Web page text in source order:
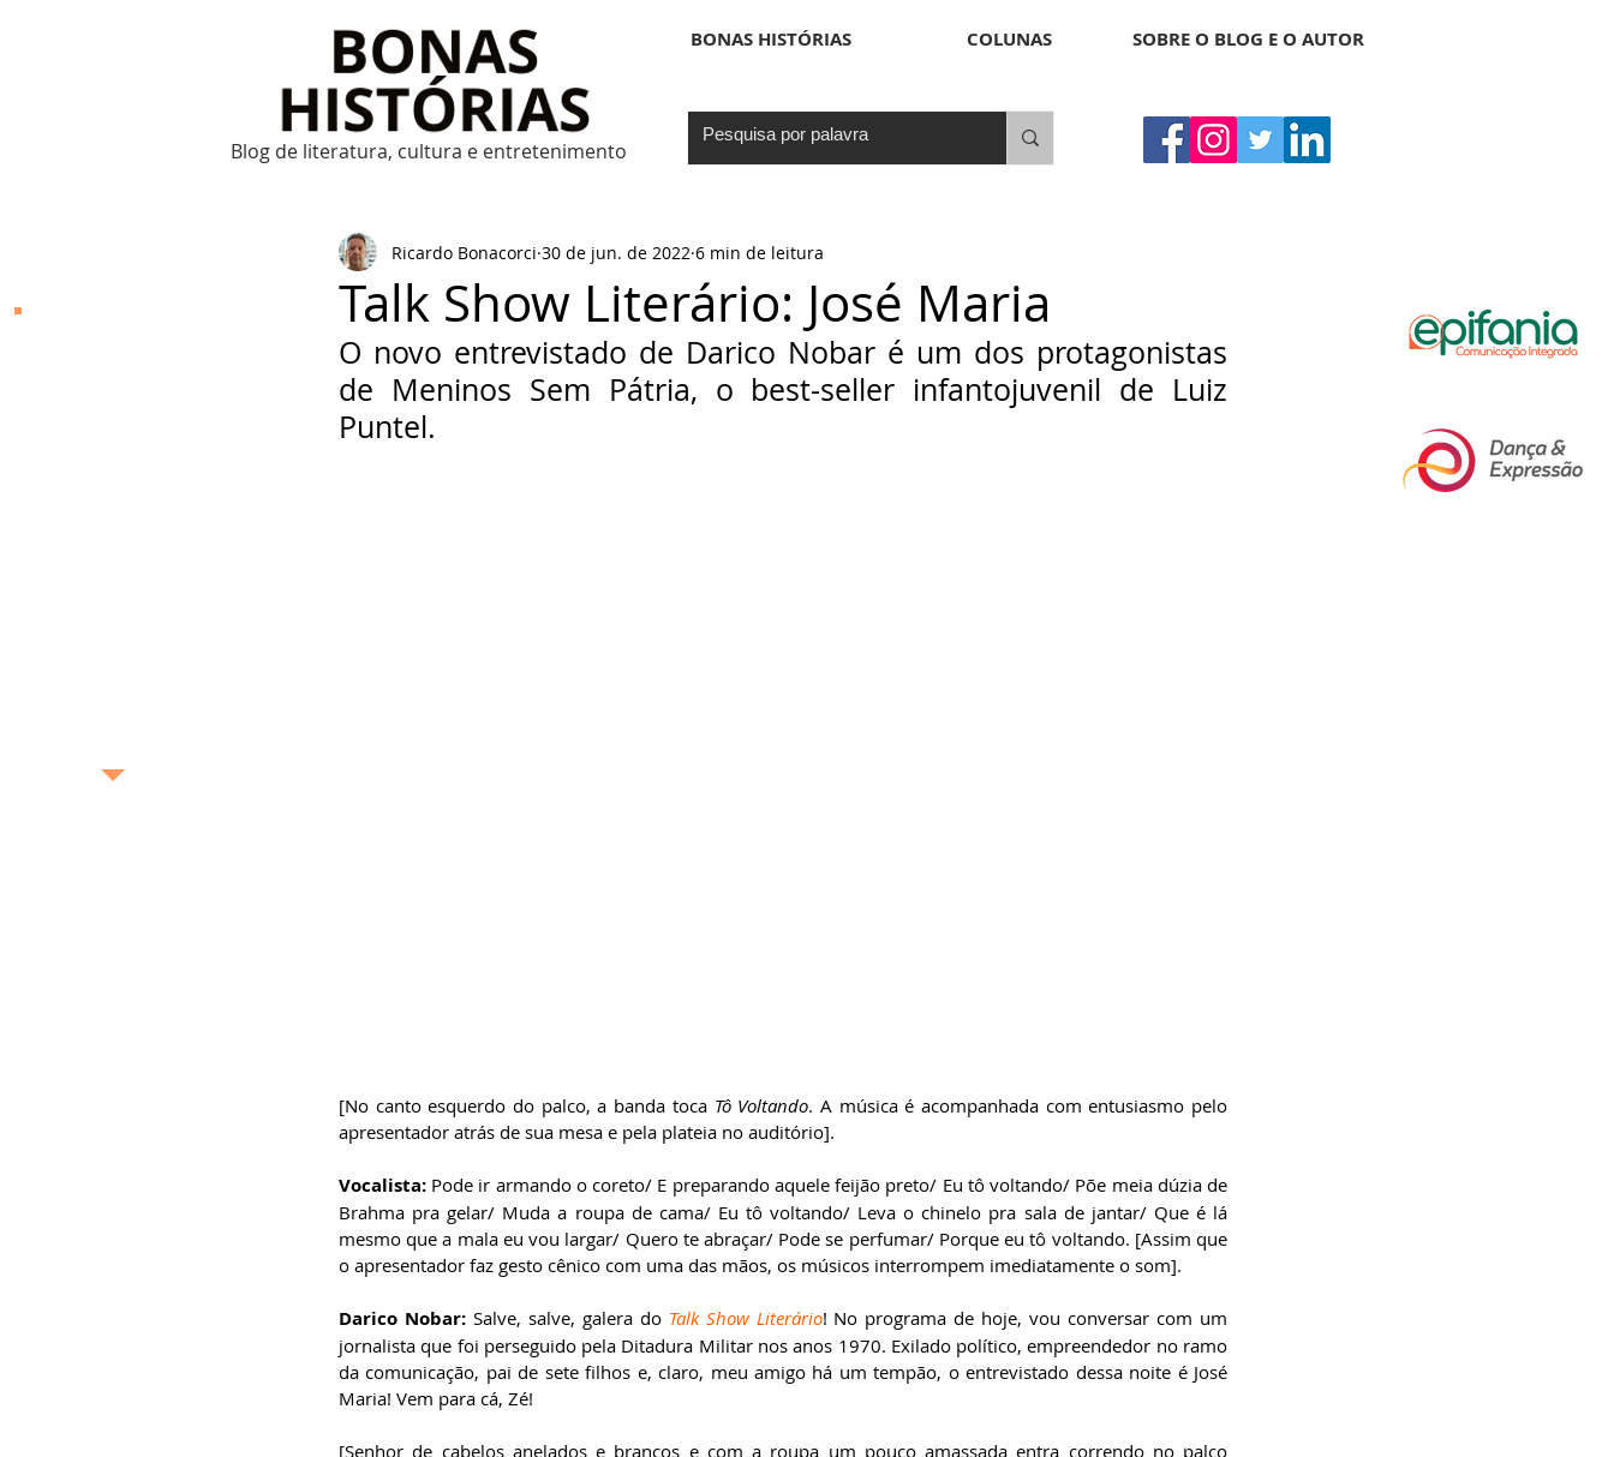
Blog de literatura, cultura e entretenimento
BONAS HISTÓRIAS COLUNAS SOBRE O BLOG E O AUTOR
Talk Show Literário: José Maria
Ricardo Bonacorci 30 de jun. de 2022 6 min de leitura
O novo entrevistado de Darico Nobar é um dos protagonistas
de Meninos Sem Pátria, o best-seller infantojuvenil de Luiz
Puntel.
[No canto esquerdo do palco, a banda toca Tô Voltando. A música é acompanhada com entusiasmo pelo
apresentador atrás de sua mesa e pela plateia no auditório].
Vocalista: Pode ir armando o coreto/ E preparando aquele feijão preto/ Eu tô voltando/ Põe meia dúzia de
Brahma pra gelar/ Muda a roupa de cama/ Eu tô voltando/ Leva o chinelo pra sala de jantar/ Que é lá
mesmo que a mala eu vou largar/ Quero te abraçar/ Pode se perfumar/ Porque eu tô voltando. [Assim que
o apresentador faz gesto cênico com uma das mãos, os músicos interrompem imediatamente o som].
Darico Nobar: Salve, salve, galera do Talk Show Literário! No programa de hoje, vou conversar com um
jornalista que foi perseguido pela Ditadura Militar nos anos 1970. Exilado político, empreendedor no ramo
da comunicação, pai de sete filhos e, claro, meu amigo há um tempão, o entrevistado dessa noite é José
Maria! Vem para cá, Zé!
[Senhor de cabelos anelados e brancos e com a roupa um pouco amassada entra correndo no palco